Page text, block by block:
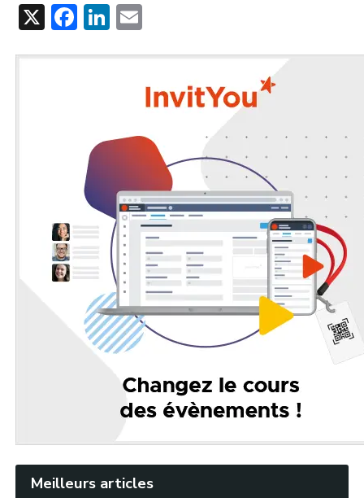
X Facebook
LinkedIn
Meilleurs articles